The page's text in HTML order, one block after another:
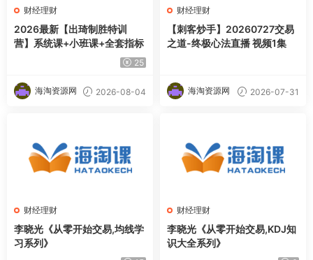
财经理财
2026最新【出琦制胜特训
营】系统课+小班课+全套指标
25
海淘资源网 2026-08-04
财经理财
【刺客炒手】20260727交易
之道-终极心法直播 视频1集
海淘资源网 2026-07-31
财经理财
李晓光《从零开始交易,均线学
习系列》
财经理财
李晓光《从零开始交易,KDJ知
识大全系列》